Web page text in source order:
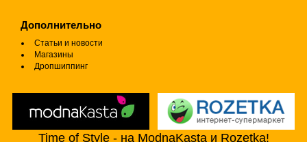
Дополнительно
Статьи и новости
Магазины
Дропшиппинг
Time of Style - на ModnaKasta и Rozetka!